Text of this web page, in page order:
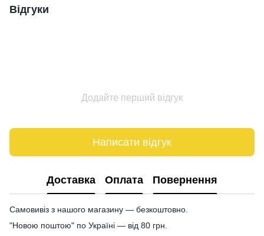
Відгуки
Додайте перший відгук
Написати відгук
Доставка Оплата Повернення
Самовивіз з нашого магазину — безкоштовно.
"Новою поштою" по Україні — від 80 грн.